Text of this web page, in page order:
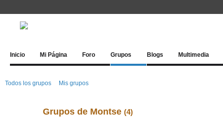
Inicio Mi Página Foro Grupos Blogs Multimedia
Todos los grupos Mis grupos
Grupos de Montse (4)